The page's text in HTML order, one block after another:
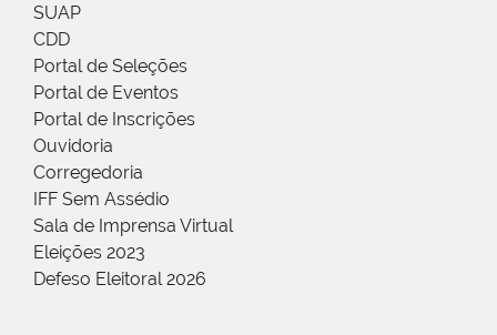
SUAP
CDD
Portal de Seleções
Portal de Eventos
Portal de Inscrições
Ouvidoria
Corregedoria
IFF Sem Assédio
Sala de Imprensa Virtual
Eleições 2023
Defeso Eleitoral 2026